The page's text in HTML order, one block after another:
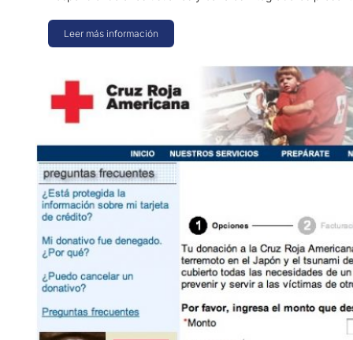
Leer más información